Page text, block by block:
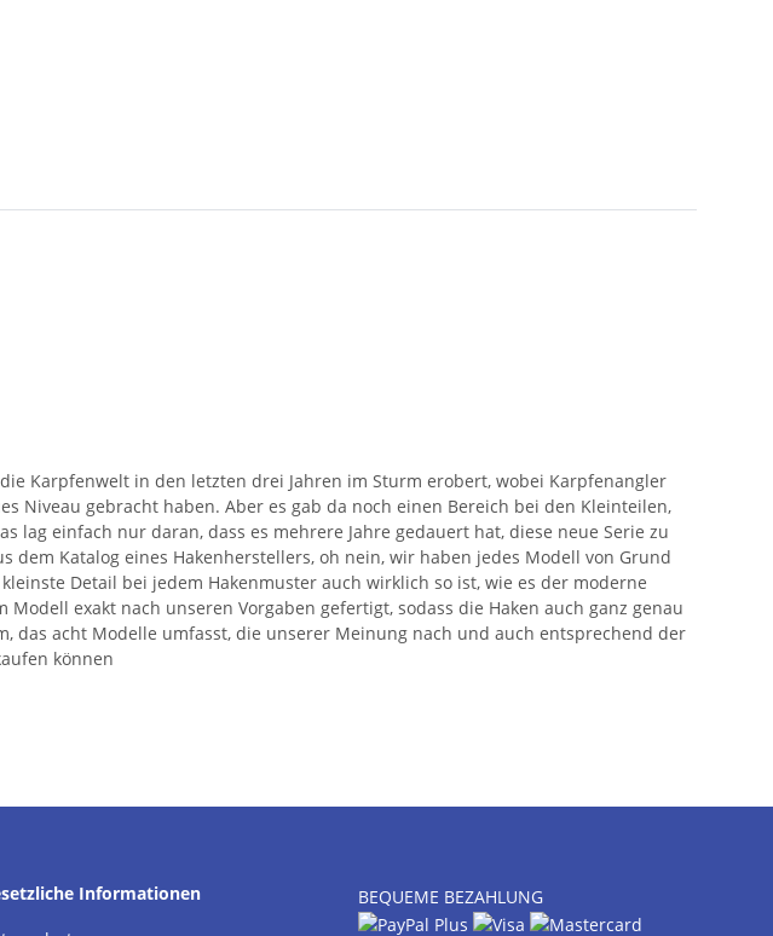
Karpfenwelt in den letzten drei Jahren im Sturm erobert, wobei Karpfenangler
Niveau gebracht haben. Aber es gab da noch einen Bereich bei den Kleinteilen,
einfach nur daran, dass es mehrere Jahre gedauert hat, diese neue Serie zu
Katalog eines Hakenherstellers, oh nein, wir haben jedes Modell von Grund
Detail bei jedem Hakenmuster auch wirklich so ist, wie es der moderne
exakt nach unseren Vorgaben gefertigt, sodass die Haken auch ganz genau
das acht Modelle umfasst, die unserer Meinung nach und auch entsprechend der
können
Informationen BEQUEME BEZAHLUNG